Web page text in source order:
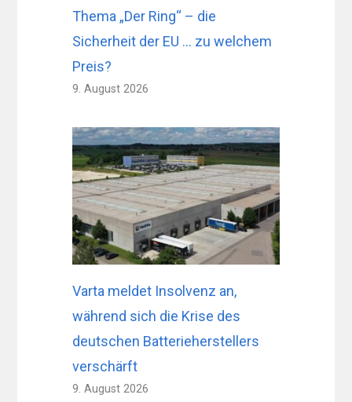
Thema „Der Ring“ – die
Sicherheit der EU … zu welchem ​​
Preis?
9. August 2026
Varta meldet Insolvenz an,
während sich die Krise des
deutschen Batterieherstellers
verschärft
9. August 2026